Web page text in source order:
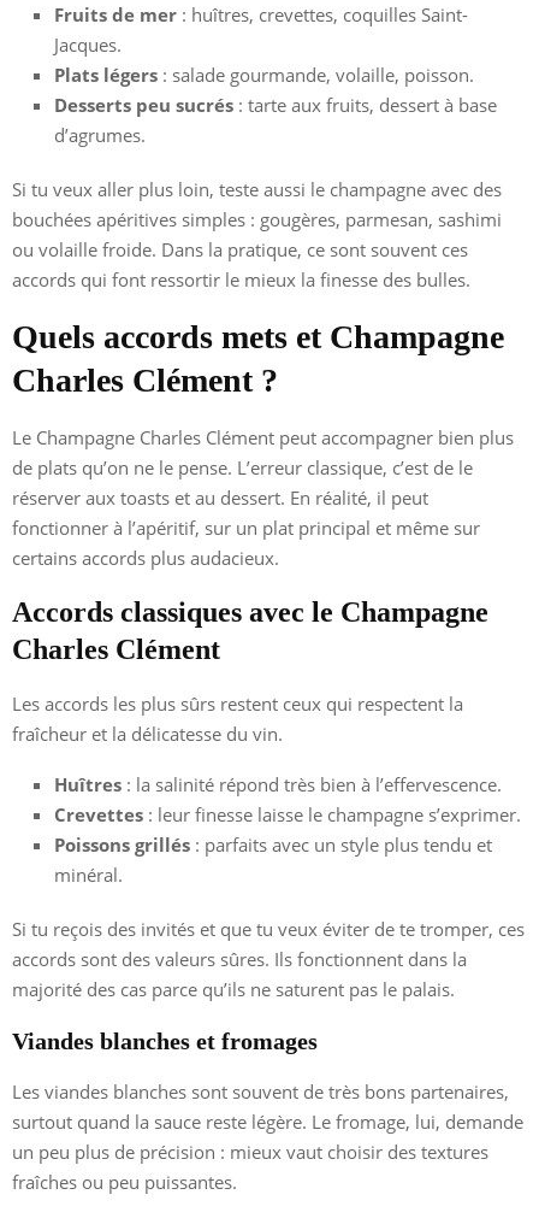
Fruits de mer : huîtres, crevettes, coquilles Saint-
Jacques.
Plats légers : salade gourmande, volaille, poisson.
Desserts peu sucrés : tarte aux fruits, dessert à base
d’agrumes.
Si tu veux aller plus loin, teste aussi le champagne avec des
bouchées apéritives simples : gougères, parmesan, sashimi
ou volaille froide. Dans la pratique, ce sont souvent ces
accords qui font ressortir le mieux la finesse des bulles.
Quels accords mets et Champagne
Charles Clément ?
Le Champagne Charles Clément peut accompagner bien plus
de plats qu’on ne le pense. L’erreur classique, c’est de le
réserver aux toasts et au dessert. En réalité, il peut
fonctionner à l’apéritif, sur un plat principal et même sur
certains accords plus audacieux.
Accords classiques avec le Champagne
Charles Clément
Les accords les plus sûrs restent ceux qui respectent la
fraîcheur et la délicatesse du vin.
Huîtres : la salinité répond très bien à l’effervescence.
Crevettes : leur finesse laisse le champagne s’exprimer.
Poissons grillés : parfaits avec un style plus tendu et
minéral.
Si tu reçois des invités et que tu veux éviter de te tromper, ces
accords sont des valeurs sûres. Ils fonctionnent dans la
majorité des cas parce qu’ils ne saturent pas le palais.
Viandes blanches et fromages
Les viandes blanches sont souvent de très bons partenaires,
surtout quand la sauce reste légère. Le fromage, lui, demande
un peu plus de précision : mieux vaut choisir des textures
fraîches ou peu puissantes.